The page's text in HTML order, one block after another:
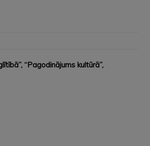
“Pagodinājums kultūrā”,